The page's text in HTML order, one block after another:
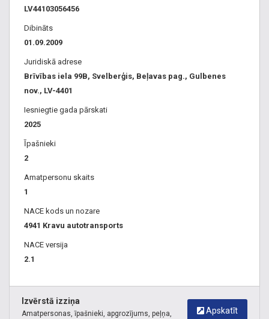
LV44103056456
Dibināts
01.09.2009
Juridiskā adrese
Brīvības iela 99B, Svelberģis, Beļavas pag., Gulbenes
nov., LV-4401
Iesniegtie gada pārskati
2025
Īpašnieki
2
Amatpersonu skaits
1
NACE kods un nozare
4941 Kravu autotransports
NACE versija
2.1
Apskatīt
Izvērstā izziņa
Amatpersonas, īpašnieki, apgrozījums, peļņa,